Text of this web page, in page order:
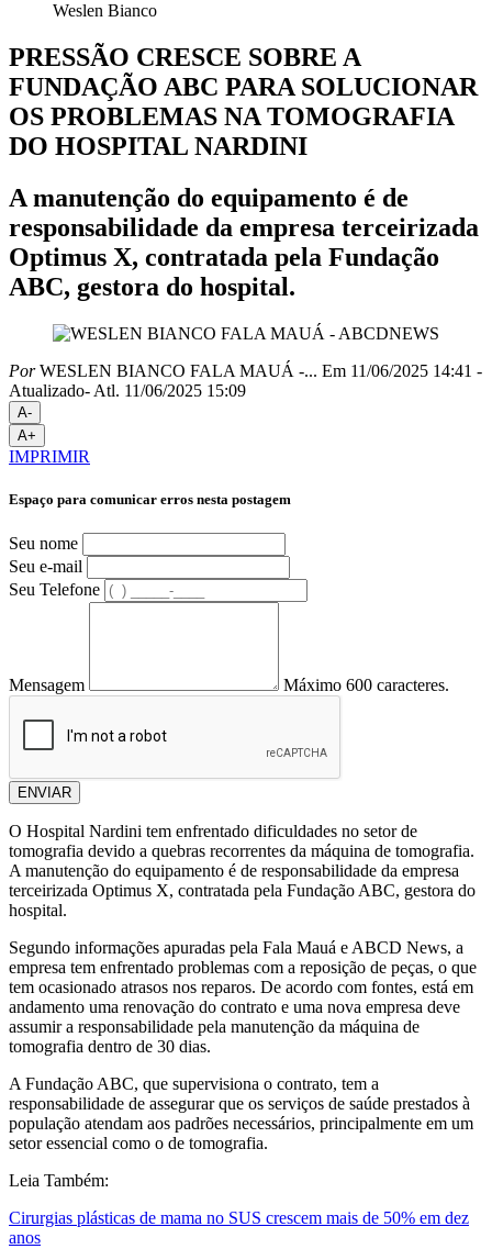
Weslen Bianco
PRESSÃO CRESCE SOBRE A
FUNDAÇÃO ABC PARA SOLUCIONAR
OS PROBLEMAS NA TOMOGRAFIA
DO HOSPITAL NARDINI
A manutenção do equipamento é de
responsabilidade da empresa terceirizada
Optimus X, contratada pela Fundação
ABC, gestora do hospital.
PorWESLEN BIANCO FALA MAUÁ -... Em 11/06/2025 14:41 -
Atualizado- Atl. 11/06/2025 15:09
A-
A+
IMPRIMIR
Espaço para comunicar erros nesta postagem
Seu nome
Seu e-mail
Seu Telefone
Mensagem Máximo 600 caracteres.
ENVIAR
O Hospital Nardini tem enfrentado dificuldades no setor de
tomografia devido a quebras recorrentes da máquina de tomografia.
A manutenção do equipamento é de responsabilidade da empresa
terceirizada Optimus X, contratada pela Fundação ABC, gestora do
hospital.
Segundo informações apuradas pela Fala Mauá e ABCD News, a
empresa tem enfrentado problemas com a reposição de peças, o que
tem ocasionado atrasos nos reparos. De acordo com fontes, está em
andamento uma renovação do contrato e uma nova empresa deve
assumir a responsabilidade pela manutenção da máquina de
tomografia dentro de 30 dias.
A Fundação ABC, que supervisiona o contrato, tem a
responsabilidade de assegurar que os serviços de saúde prestados à
população atendam aos padrões necessários, principalmente em um
setor essencial como o de tomografia.
Leia Também:
Cirurgias plásticas de mama no SUS crescem mais de 50% em dez
anos